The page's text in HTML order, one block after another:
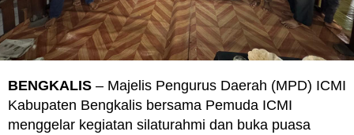
BENGKALIS – Majelis Pengurus Daerah (MPD) ICMI
Kabupaten Bengkalis bersama Pemuda ICMI
menggelar kegiatan silaturahmi dan buka puasa